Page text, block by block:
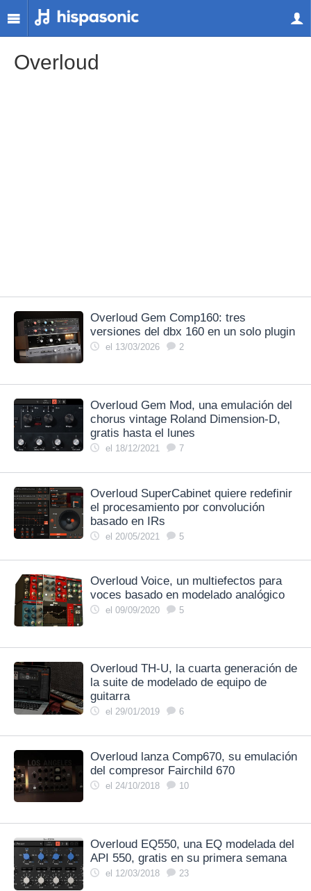
Overloud
Overloud Gem Comp160: tres
versiones del dbx 160 en un solo plugin
el 13/03/2026 2
Overloud Gem Mod, una emulación del
chorus vintage Roland Dimension-D,
gratis hasta el lunes
el 18/12/2021 7
Overloud SuperCabinet quiere redefinir
el procesamiento por convolución
basado en IRs
el 20/05/2021 5
Overloud Voice, un multiefectos para
voces basado en modelado analógico
el 09/09/2020 5
Overloud TH-U, la cuarta generación de
la suite de modelado de equipo de
guitarra
el 29/01/2019 6
Overloud lanza Comp670, su emulación
del compresor Fairchild 670
el 24/10/2018 10
Overloud EQ550, una EQ modelada del
API 550, gratis en su primera semana
el 12/03/2018 23